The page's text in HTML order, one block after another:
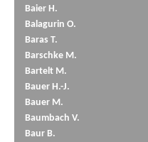
Baier H.
Balagurin O.
Baras T.
Barschke M.
Bartelt M.
Bauer H.-J.
Bauer M.
Baumbach V.
Baur B.